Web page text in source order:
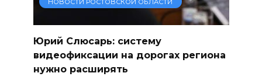
Юрий Слюсарь: систему
видеофиксации на дорогах региона
нужно расширять